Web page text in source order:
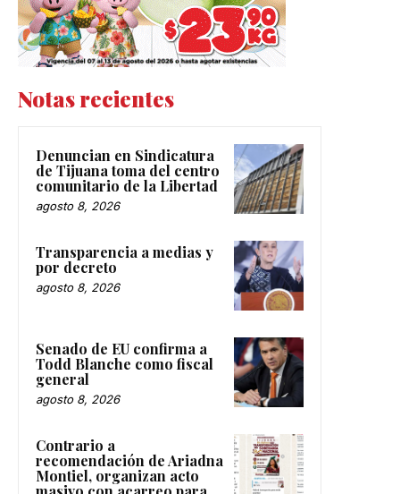
Notas recientes
Denuncian en Sindicatura
de Tijuana toma del centro
comunitario de la Libertad
agosto 8, 2026
Transparencia a medias y
por decreto
agosto 8, 2026
Senado de EU confirma a
Todd Blanche como fiscal
general
agosto 8, 2026
Contrario a
recomendación de Ariadna
Montiel, organizan acto